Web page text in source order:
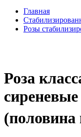
Главная
Розы
Роза